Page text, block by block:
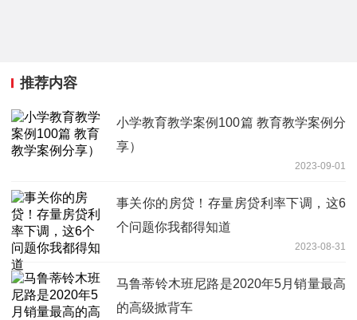
推荐内容
小学教育教学案例100篇 教育教学案例分
享）
2023-09-01
事关你的房贷！存量房贷利率下调，这6
个问题你我都得知道
2023-08-31
马鲁蒂铃木班尼路是2020年5月销量最高
的高级掀背车